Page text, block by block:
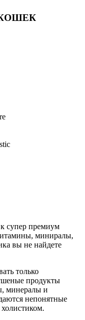
к супер премиум
миниралы,
вы не найдете
только
продукты
минералы и
непонятные
холистиком.